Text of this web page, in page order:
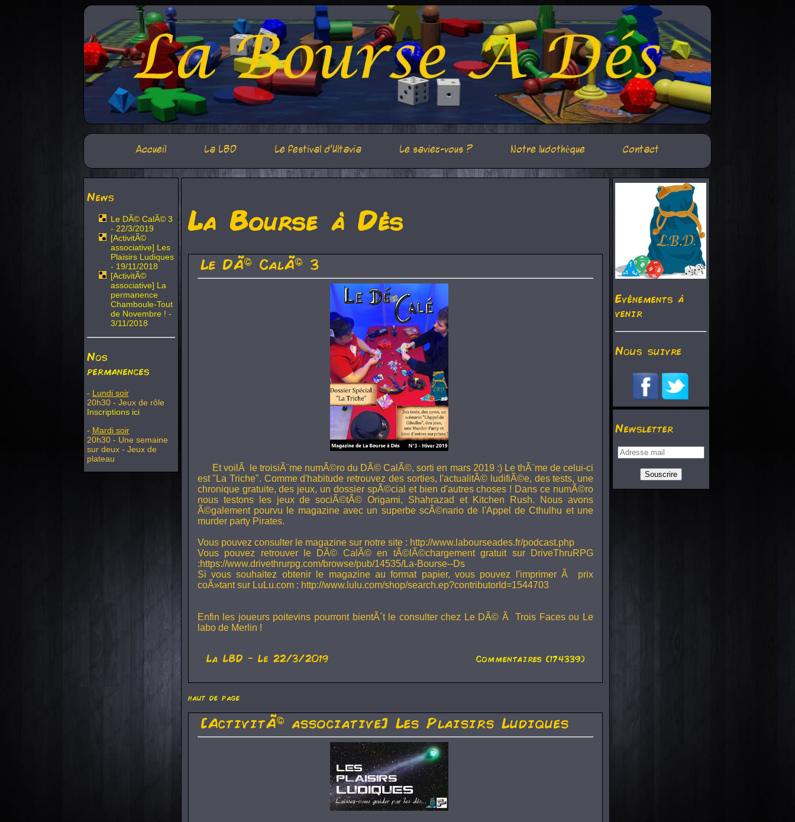
Accueil La LBD Le festival d'Ultavia Le saviez-vous ? Notre ludothèque Contact
News
Le DÃ© CalÃ© 3
- 22/3/2019
[ActivitÃ©
associative] Les
Plaisirs Ludiques
- 19/11/2018
[ActivitÃ©
associative] La
permanence
Chamboule-Tout
de Novembre ! -
3/11/2018
Nos
permanences
- Lundi soir
20h30 - Jeux de rôle
Inscriptions ici
- Mardi soir
20h30 - Une semaine
sur deux - Jeux de
plateau
La Bourse à Dés
Le DÃ© CalÃ© 3
Et voilÃ le troisiÃ¨me numÃ©ro du DÃ© CalÃ©, sorti en mars 2019 :) Le thÃ¨me de celui-ci
est "La Triche". Comme d'habitude retrouvez des sorties, l'actualitÃ© ludifiÃ©e, des tests, une
chronique gratuite, des jeux, un dossier spÃ©cial et bien d'autres choses ! Dans ce numÃ©ro
nous testons les jeux de sociÃ©tÃ© Origami, Shahrazad et Kitchen Rush. Nous avons
Ã©galement pourvu le magazine avec un superbe scÃ©nario de l'Appel de Cthulhu et une
murder party Pirates.
Vous pouvez consulter le magazine sur notre site : http://www.labourseades.fr/podcast.php
Vous pouvez retrouver le DÃ© CalÃ© en tÃ©lÃ©chargement gratuit sur DriveThruRPG
:https://www.drivethrurpg.com/browse/pub/14535/La-Bourse--Ds
Si vous souhaitez obtenir le magazine au format papier, vous pouvez l'imprimer Ã prix
coÃ»tant sur LuLu.com : http://www.lulu.com/shop/search.ep?contributorId=1544703
Enfin les joueurs poitevins pourront bientÃ´t le consulter chez Le DÃ© Ã Trois Faces ou Le
labo de Merlin !
La LBD - Le 22/3/2019 Commentaires (174339)
haut de page
[ActivitÃ© associative] Les Plaisirs Ludiques
Evénements à
venir
Nous suivre
Newsletter